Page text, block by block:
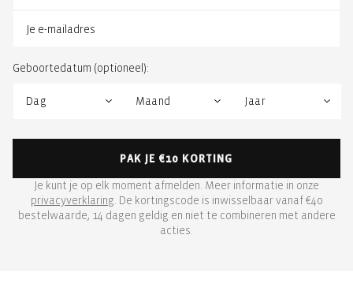
Geboortedatum (optioneel):
PAK JE €10 KORTING
Je kunt je op elk moment afmelden. Meer informatie in onze
privacyverklaring. De kortingscode is inwisselbaar vanaf €40
bestelwaarde, 14 dagen geldig en niet te combineren met andere
acties.